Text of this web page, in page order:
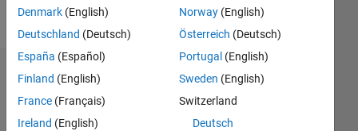
Follow
Dashboard
Denmark (English)
Deutschland (Deutsch)
España (Español)
Finland (English)
France (Français)
Ireland (English)
Norway(English)
Österreich (Deutsch)
Portugal (English)
Sweden (English)
Switzerland
Deutsch